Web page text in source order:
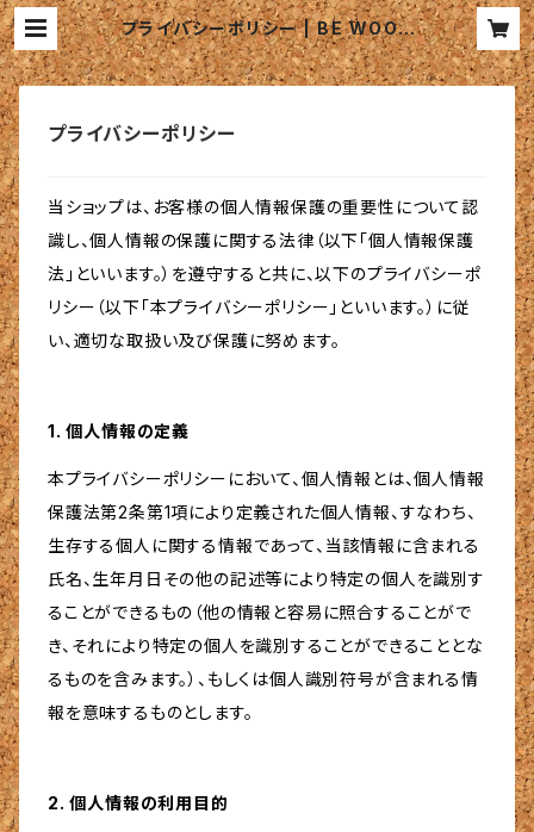
プライバシーポリシー | BE WOOD
LIVE Ltd.
プライバシーポリシー
当ショップは、お客様の個人情報保護の重要性について認
識し、個人情報の保護に関する法律（以下「個人情報保護
法」といいます。）を遵守すると共に、以下のプライバシーポ
リシー（以下「本プライバシーポリシー」といいます。）に従
い、適切な取扱い及び保護に努めます。
1. 個人情報の定義
本プライバシーポリシーにおいて、個人情報とは、個人情報
保護法第2条第1項により定義された個人情報、すなわち、
生存する個人に関する情報であって、当該情報に含まれる
氏名、生年月日その他の記述等により特定の個人を識別す
ることができるもの（他の情報と容易に照合することがで
き、それにより特定の個人を識別することができることとな
るものを含みます。）、もしくは個人識別符号が含まれる情
報を意味するものとします。
2. 個人情報の利用目的